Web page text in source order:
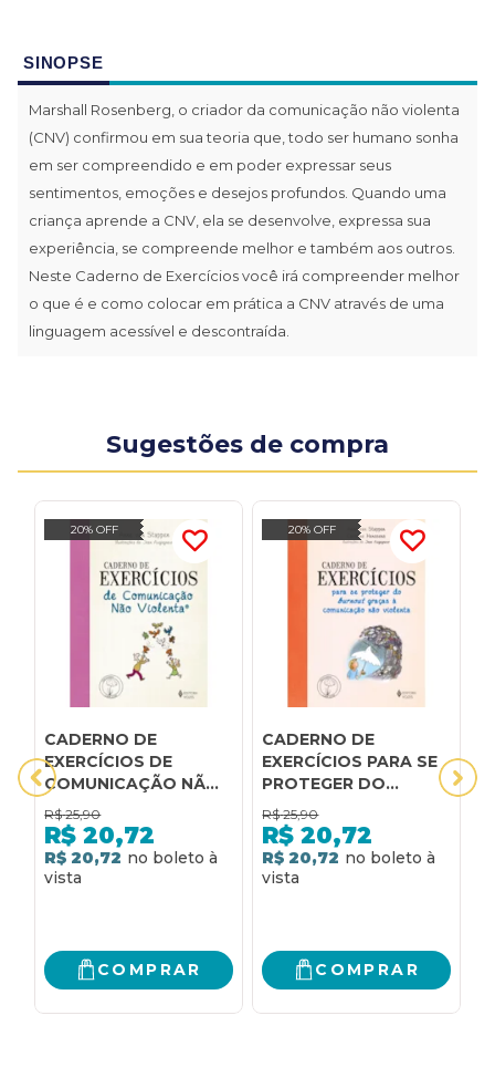
SINOPSE
Marshall Rosenberg, o criador da comunicação não violenta
(CNV) confirmou em sua teoria que, todo ser humano sonha
em ser compreendido e em poder expressar seus
sentimentos, emoções e desejos profundos. Quando uma
criança aprende a CNV, ela se desenvolve, expressa sua
experiência, se compreende melhor e também aos outros.
Neste Caderno de Exercícios você irá compreender melhor
o que é e como colocar em prática a CNV através de uma
linguagem acessível e descontraída.
Sugestões de compra
20% OFF
CADERNO DE
EXERCÍCIOS DE
COMUNICAÇÃO NÃO
VIOLENTA
R$ 25,90
R$ 20,72
R$ 20,72
COMPRAR
20% OFF
CADERNO DE
EXERCÍCIOS PARA SE
PROTEGER DO
BURNOUT GRAÇAS A
COMUNICAÇÃO NÃO
VIOLENTA
R$ 25,90
R$ 20,72
R$ 20,72
COMPRAR